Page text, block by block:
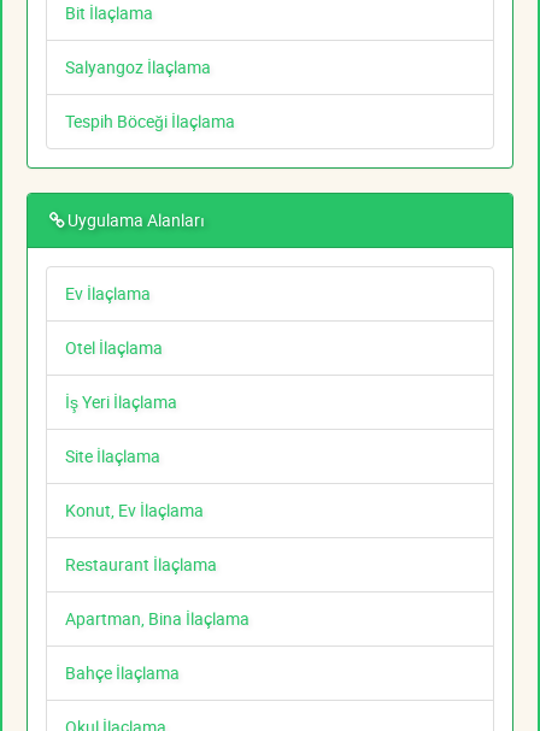
Bit İlaçlama
Salyangoz İlaçlama
Tespih Böceği İlaçlama
Uygulama Alanları
Ev İlaçlama
Otel İlaçlama
İş Yeri İlaçlama
Site İlaçlama
Konut, Ev İlaçlama
Restaurant İlaçlama
Apartman, Bina İlaçlama
Bahçe İlaçlama